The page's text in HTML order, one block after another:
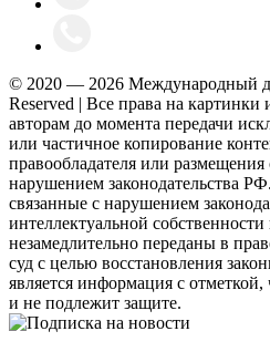
© 2020 — 2026 Международный
Reserved | Все права на
авторам до момента передачи
или частичное копирование
правообладателя или размещения
нарушением законодательства
связанные с нарушением
интеллектуальной собственности
незамедлительно переданы в
суд с целью восстановления
является информация с
и не подлежит защите.